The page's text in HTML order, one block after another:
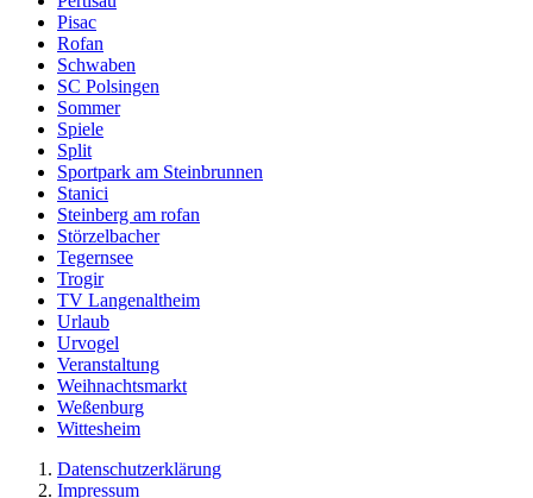
Pisac
Rofan
Schwaben
SC Polsingen
Sommer
Spiele
Split
Sportpark am Steinbrunnen
Stanici
Steinberg am rofan
Störzelbacher
Tegernsee
Trogir
TV Langenaltheim
Urlaub
Urvogel
Veranstaltung
Weihnachtsmarkt
Weßenburg
Wittesheim
Datenschutzerklärung
Impressum